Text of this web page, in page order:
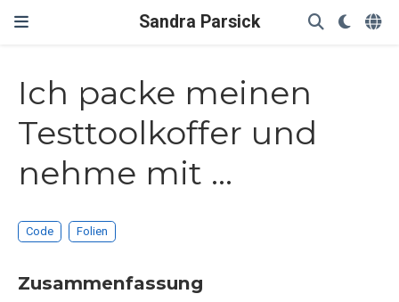
Sandra Parsick
Ich packe meinen
Testtoolkoffer und
nehme mit ...
Code Folien
Zusammenfassung